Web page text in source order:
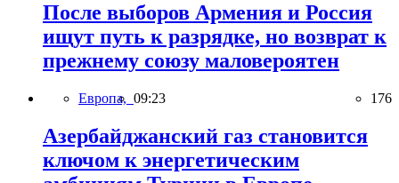
После выборов Армения и Россия
ищут путь к разрядке, но возврат к
прежнему союзу маловероятен
Европа, 09:23 176
Азербайджанский газ становится
ключом к энергетическим